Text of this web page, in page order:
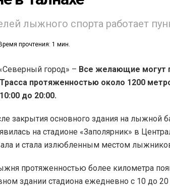
лыжного спорта работает
прочтения: 1 мин.
город» – Все желающие могут
протяженностью около 1200
до 20:00.
закрытия основного здания на лыжной
на стадионе «Заполярник» в
и стала излюбленным местом
протяженностью более километра
здании стадиона ежедневно с 10 до 20